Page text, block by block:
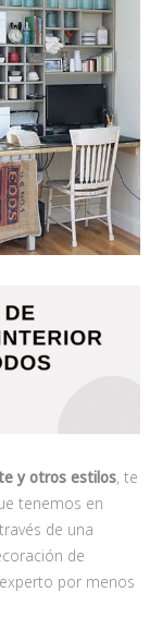
y otros estilos, te
tenemos en
de una
de
por menos